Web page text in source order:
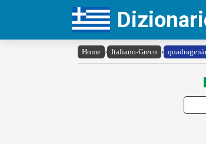
Home › Italiano-Greco ›